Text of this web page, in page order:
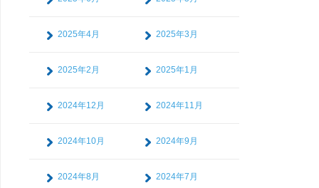
2025年4月 2025年3月
2025年2月 2025年1月
2024年12月 2024年11月
2024年10月 2024年9月
2024年8月 2024年7月